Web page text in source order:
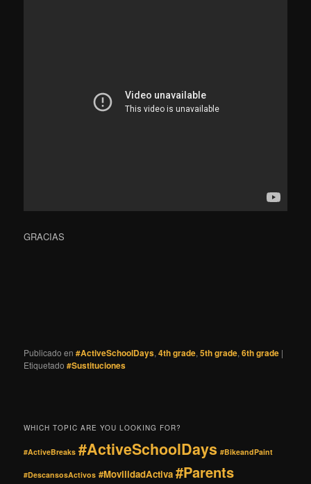
GRACIAS
Publicado en #ActiveSchoolDays,4th grade,5th grade,6th grade |
Etiquetado #Sustituciones
WHICH TOPIC ARE YOU LOOKING FOR?
#ActiveBreaks #ActiveSchoolDays #BikeandPaint
#DescansosActivos #MovilidadActiva #Parents